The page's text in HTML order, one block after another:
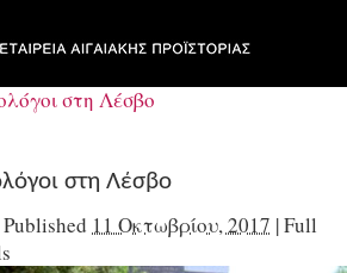
στη Λέσβο
στη Λέσβο
Published 11 Οκτωβρίου, 2017 |Full